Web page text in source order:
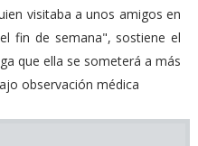
visitaba a unos amigos en
fin de semana", sostiene el
que ella se someterá a más
observación médica